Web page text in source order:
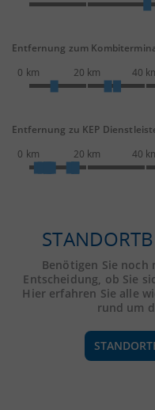
Entfernung zum
0 km
20 km 40
Entfernung zu KEP
0 km
20 km 40
Benötigen Sie
Entscheidung, ob Sie
Hier erfahren Sie alle
rund um